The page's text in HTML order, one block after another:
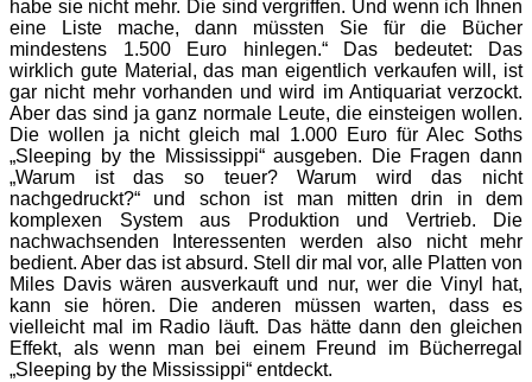
habe sie nicht mehr. Die sind vergriffen. Und wenn ich Ihnen
eine Liste mache, dann müss­ten Sie für die Bücher
mindestens 1.500 Euro hinlegen.“ Das bedeutet: Das
wirklich gute Material, das man eigentlich verkaufen will, ist
gar nicht mehr vorhanden und wird im Antiquariat verzockt.
Aber das sind ja ganz normale Leute, die einsteigen wollen.
Die wollen ja nicht gleich mal 1.000 Euro für Alec Soths
„Sleeping by the Mississippi“ ausgeben. Die Fragen dann
„Warum ist das so teuer? Warum wird das nicht
nachgedruckt?“ und schon ist man mitten drin in dem
komplexen System aus Produktion und Vertrieb. Die
nachwachsenden Interessenten werden also nicht mehr
bedient. Aber das ist absurd. Stell dir mal vor, alle Platten von
Miles Davis wären ausverkauft und nur, wer die Vinyl hat,
kann sie hören. Die anderen müssen warten, dass es
vielleicht mal im Radio läuft. Das hätte dann den gleichen
Effekt, als wenn man bei einem Freund im Bücherregal
„Sleeping by the Mississippi“ entdeckt.